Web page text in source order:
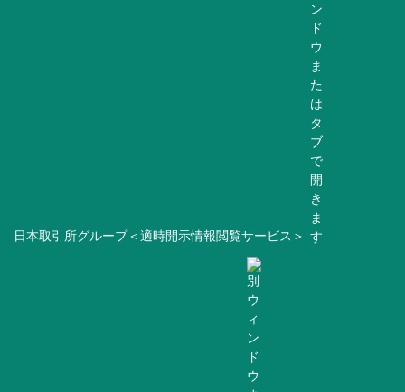
日本取引所グループ＜適時開示情報閲覧サービス＞